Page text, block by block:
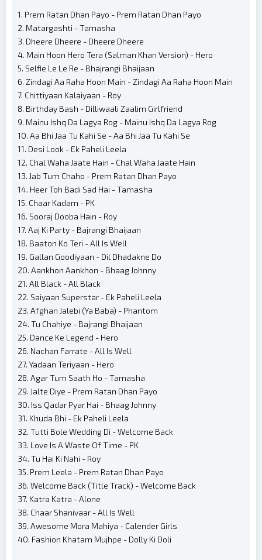
1. Prem Ratan Dhan Payo - Prem Ratan Dhan Payo
2. Matargashti - Tamasha
3. Dheere Dheere - Dheere Dheere
4. Main Hoon Hero Tera (Salman Khan Version) - Hero
5. Selfie Le Le Re - Bhajrangi Bhaijaan
6. Zindagi Aa Raha Hoon Main - Zindagi Aa Raha Hoon Main
7. Chittiyaan Kalaiyaan - Roy
8. Birthday Bash - Dilliwaali Zaalim Girlfriend
9. Mainu Ishq Da Lagya Rog - Mainu Ishq Da Lagya Rog
10. Aa Bhi Jaa Tu Kahi Se - Aa Bhi Jaa Tu Kahi Se
11. Desi Look - Ek Paheli Leela
12. Chal Waha Jaate Hain - Chal Waha Jaate Hain
13. Jab Tum Chaho - Prem Ratan Dhan Payo
14. Heer Toh Badi Sad Hai - Tamasha
15. Chaar Kadam - PK
16. Sooraj Dooba Hain - Roy
17. Aaj Ki Party - Bajrangi Bhaijaan
18. Baaton Ko Teri - All Is Well
19. Gallan Goodiyaan - Dil Dhadakne Do
20. Aankhon Aankhon - Bhaag Johnny
21. All Black - All Black
22. Saiyaan Superstar - Ek Paheli Leela
23. Afghan Jalebi (Ya Baba) - Phantom
24. Tu Chahiye - Bajrangi Bhaijaan
25. Dance Ke Legend - Hero
26. Nachan Farrate - All Is Well
27. Yadaan Teriyaan - Hero
28. Agar Tum Saath Ho - Tamasha
29. Jalte Diye - Prem Ratan Dhan Payo
30. Iss Qadar Pyar Hai - Bhaag Johnny
31. Khuda Bhi - Ek Paheli Leela
32. Tutti Bole Wedding Di - Welcome Back
33. Love Is A Waste Of Time - PK
34. Tu Hai Ki Nahi - Roy
35. Prem Leela - Prem Ratan Dhan Payo
36. Welcome Back (Title Track) - Welcome Back
37. Katra Katra - Alone
38. Chaar Shanivaar - All Is Well
39. Awesome Mora Mahiya - Calender Girls
40. Fashion Khatam Mujhpe - Dolly Ki Doli